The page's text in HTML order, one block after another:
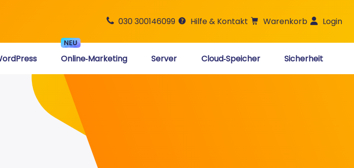
030 300146099 Hilfe & Kontakt Warenkorb Login
Online‑Marketing Server Cloud‑Speicher Sicherheit